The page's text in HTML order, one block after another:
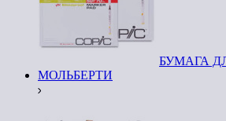
БУМАГА
МОЛЬБЕРТИ